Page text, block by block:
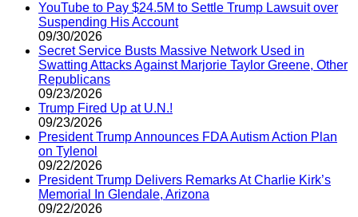
YouTube to Pay $24.5M to Settle Trump Lawsuit over
Suspending His Account
09/30/2026
Secret Service Busts Massive Network Used in
Swatting Attacks Against Marjorie Taylor Greene, Other
Republicans
09/23/2026
Trump Fired Up at U.N.!
09/23/2026
President Trump Announces FDA Autism Action Plan
on Tylenol
09/22/2026
President Trump Delivers Remarks At Charlie Kirk’s
Memorial In Glendale, Arizona
09/22/2026